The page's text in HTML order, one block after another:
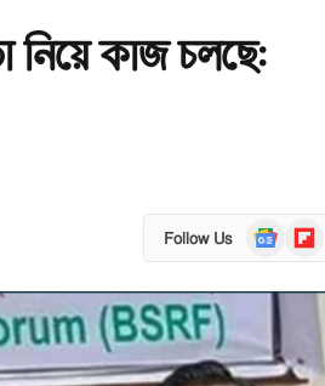
নিয়ে কাজ চলছে:
Follow Us
Google
News